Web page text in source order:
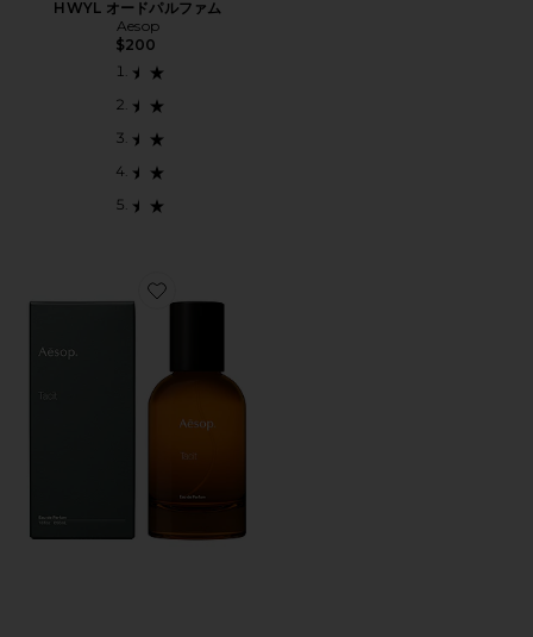
HWYL オードパルファム
Aesop
$200
Favorite TACIT オードパルファム